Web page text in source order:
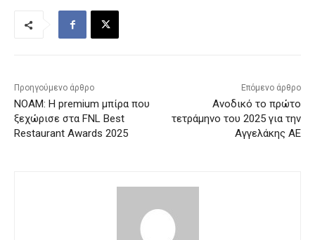
Προηγούμενο άρθρο
NOAM: Η premium μπίρα που
ξεχώρισε στα FNL Best
Restaurant Awards 2025
Επόμενο άρθρο
Ανοδικό το πρώτο
τετράμηνο του 2025 για την
Αγγελάκης ΑΕ